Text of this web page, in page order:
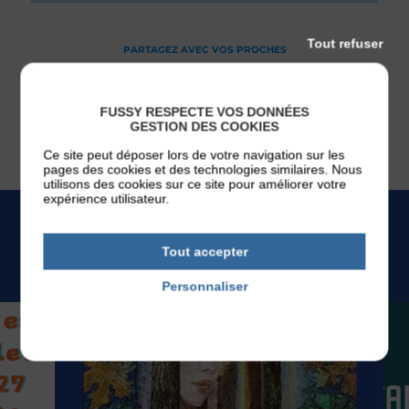
FUSSY RESPECTE VOS DONNÉES
GESTION DES COOKIES
Ce site peut déposer lors de votre navigation sur les
pages des cookies et des technologies similaires. Nous
utilisons des cookies sur ce site pour améliorer votre
expérience utilisateur.
Tout accepter
Tout refuser
Personnaliser